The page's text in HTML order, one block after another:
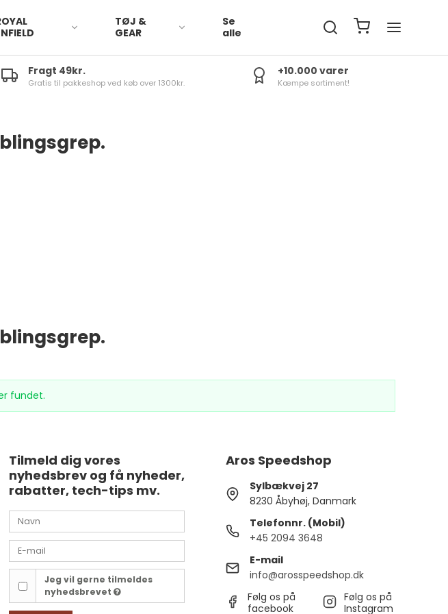
TØJ &
GEAR
Se
alle
Fragt 49kr.
Gratis til pakkeshop ved køb over 1300kr.
+10.000 varer
Kæmpe sortiment!
fundet.
Tilmeld dig vores
nyhedsbrev og få nyheder,
rabatter, tech-tips mv.
Jeg vil gerne tilmeldes
nyhedsbrevet
Aros Speedshop
Sylbækvej 27
8230 Åbyhøj, Danmark
Telefonnr. (Mobil)
+45 2094 3648
E-mail
info@arosspeedshop.dk
Følg os på
facebook
Følg os på
Instagram